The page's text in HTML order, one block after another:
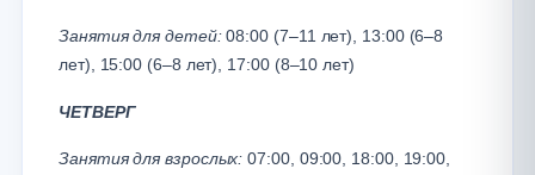
Занятия для детей:08:00 (7–11 лет), 13:00 (6–8
лет), 15:00 (6–8 лет), 17:00 (8–10 лет)
ЧЕТВЕРГ
Занятия для взрослых:07:00, 09:00, 18:00, 19:00,